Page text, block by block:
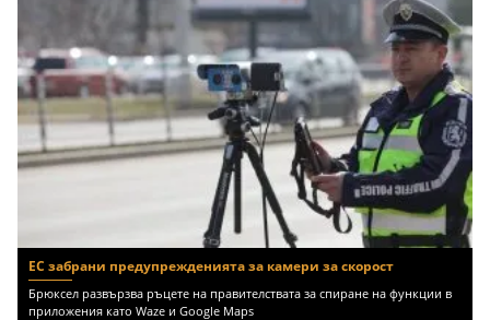
ЕС забрани предупрежденията за камери за скорост
Брюксел развързва ръцете на правителствата за спиране на функции в
приложения като Waze и Google Maps